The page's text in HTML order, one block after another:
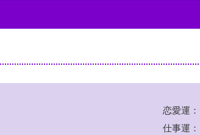
恋愛運：
仕事運：